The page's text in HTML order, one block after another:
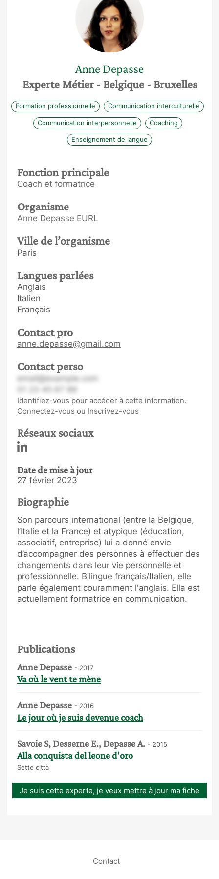
Anne Depasse
Experte Métier - Belgique - Bruxelles
Formation professionnelle Communication interculturelle
Communication interpersonnelle Coaching
Enseignement de langue
Fonction principale
Coach et formatrice
Organisme
Anne Depasse EURL
Ville de l’organisme
Paris
Langues parlées
Anglais
Italien
Français
Contact pro
anne.depasse@gmail.com
Contact perso
email@example.com
Identifiez-vous pour accéder à cette information.
Connectez-vous ou Inscrivez-vous
Réseaux sociaux
Date de mise à jour
27 février 2023
Biographie
Son parcours international (entre la Belgique,
l’Italie et la France) et atypique (éducation,
associatif, entreprise) lui a donné envie
d’accompagner des personnes à effectuer des
changements dans leur vie personnelle et
professionnelle. Bilingue français/Italien, elle
parle également couramment l'anglais. Ella est
actuellement formatrice en communication.
Publications
Anne Depasse - 2017
Va où le vent te mène
Anne Depasse - 2016
Le jour où je suis devenue coach
Savoie S, Desserne E., Depasse A. - 2015
Alla conquista del leone d'oro
Sette città
Je suis cette experte, je veux mettre à jour ma fiche
Contact